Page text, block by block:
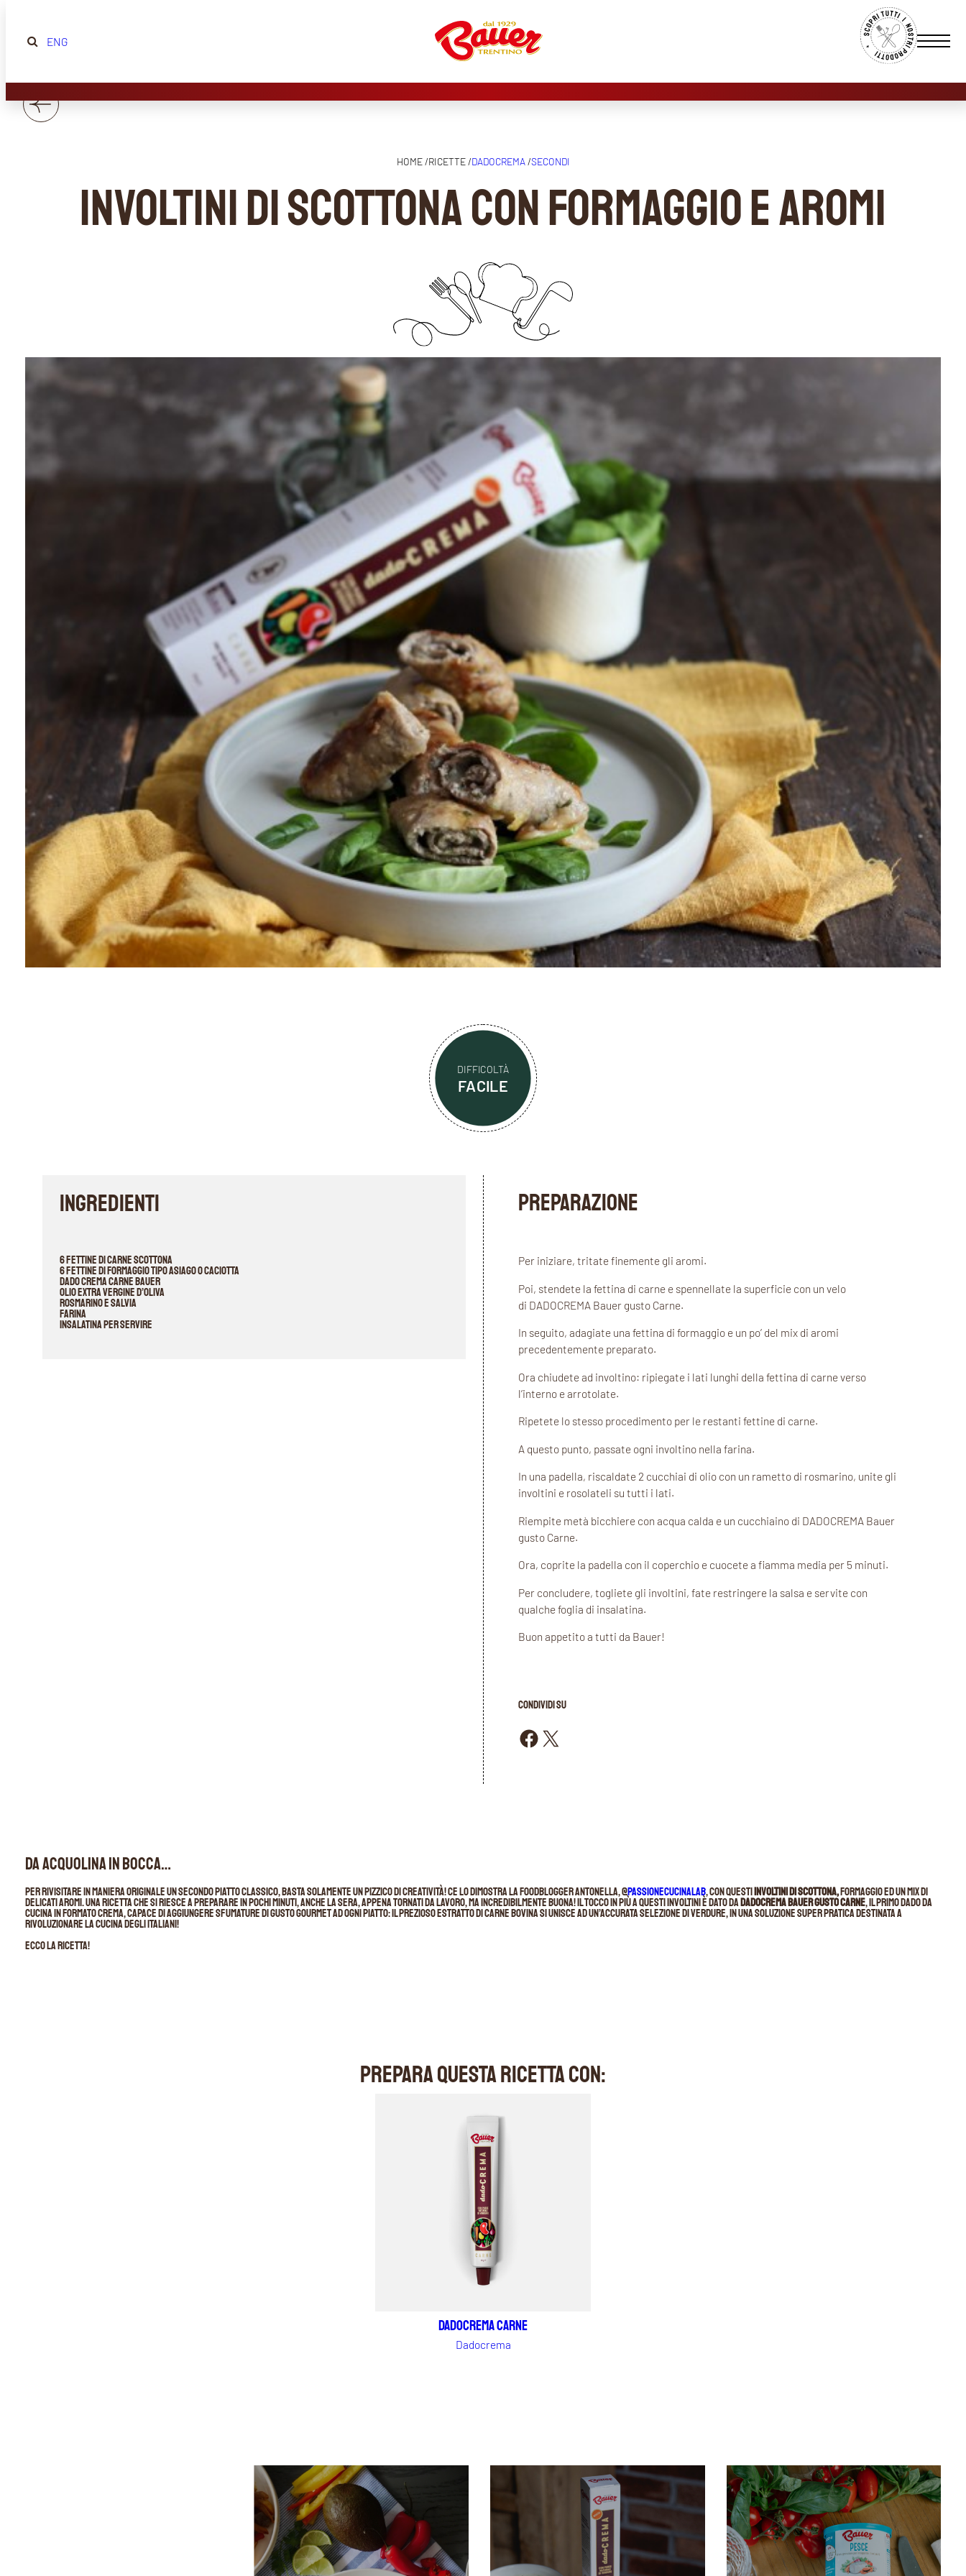
ENG
HOME /RICETTE /DADOCREMA/SECONDI
Involtini di scottona con formaggio e aromi
DIFFICOLTÀ
FACILE
INGREDIENTI
6 fettine di carne scottona
6 fettine di formaggio tipo asiago o caciotta
Dado crema carne Bauer
Olio extra vergine d’oliva
Rosmarino e salvia
Farina
Insalatina per servire
PREPARAZIONE
Per iniziare, tritate finemente gli aromi.
Poi, stendete la fettina di carne e spennellate la superficie con un velo
di DADOCREMA Bauer gusto Carne.
In seguito, adagiate una fettina di formaggio e un po’ del mix di aromi
precedentemente preparato.
Ora chiudete ad involtino: ripiegate i lati lunghi della fettina di carne verso
l’interno e arrotolate.
Ripetete lo stesso procedimento per le restanti fettine di carne.
A questo punto, passate ogni involtino nella farina.
In una padella, riscaldate 2 cucchiai di olio con un rametto di rosmarino, unite gli
involtini e rosolateli su tutti i lati.
Riempite metà bicchiere con acqua calda e un cucchiaino di DADOCREMA Bauer
gusto Carne.
Ora, coprite la padella con il coperchio e cuocete a fiamma media per 5 minuti.
Per concludere, togliete gli involtini, fate restringere la salsa e servite con
qualche foglia di insalatina.
Buon appetito a tutti da Bauer!
CONDIVIDI SU
Condividi su Facebook Condividi su X
Da acquolina in bocca…
Per rivisitare in maniera originale un secondo piatto classico, basta solamente un pizzico di creatività! Ce lo dimostra la foodblogger Antonella, @PassioneCucinaLab, con questiinvoltini di scottona,formaggio ed un mix di
delicati aromi. Una ricetta che si riesce a preparare in pochi minuti, anche la sera, appena tornati da lavoro, ma incredibilmente buona! Il tocco in più a questi involtini è dato daDADOCREMA Bauer gusto Carne, il primo dado da
cucina in formato crema, capace di aggiungere sfumature di gusto gourmet ad ogni piatto: il prezioso estratto di carne bovina si unisce ad un’accurata selezione di verdure, in una soluzione super pratica destinata a
rivoluzionare la cucina degli italiani!
Ecco la ricetta!
PREPARA QUESTA RICETTA CON:
Dadocrema carne
Dadocrema